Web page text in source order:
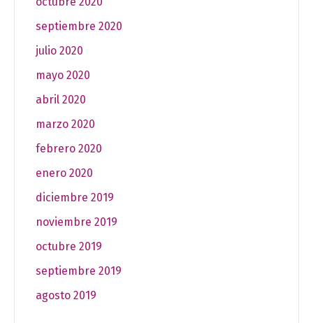
septiembre 2020
julio 2020
mayo 2020
abril 2020
marzo 2020
febrero 2020
enero 2020
diciembre 2019
noviembre 2019
octubre 2019
septiembre 2019
agosto 2019